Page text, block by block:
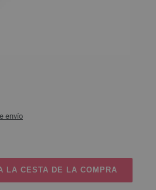
envío
LA CESTA DE LA COMPRA